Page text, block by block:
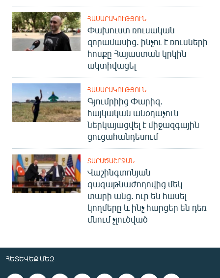
ՀԱՍԱՐԱԿՈՒԹՅՈՒՆ
Փախուստ ռուսական
զորամասից. ինչու է ռուսների
հոսքը Հայաստան կրկին
ակտիվացել
ՀԱՍԱՐԱԿՈՒԹՅՈՒՆ
Գյումրիից Փարիզ․
հայկական անօդաչուն
ներկայացվել է միջազգային
ցուցահանդեսում
ՏԱՐԱԾԱՇՐՋԱՆ
Վաշինգտոնյան
գագաթնաժողովից մեկ
տարի անց. ուր են հասել
կողմերը և ինչ հարցեր են դեռ
մնում չլուծված
ՀԵՏԵՎԵՔ ՄԵԶ